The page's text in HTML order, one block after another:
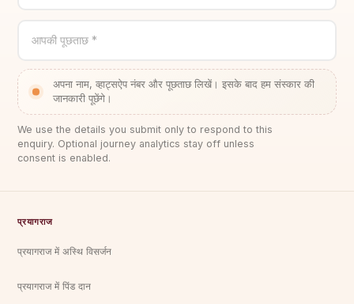
आपकी पूछताछ *
अपना नाम, व्हाट्सऐप नंबर और पूछताछ लिखें। इसके बाद हम संस्कार की
जानकारी पूछेंगे।
We use the details you submit only to respond to this
enquiry. Optional journey analytics stay off unless
consent is enabled.
प्रयागराज
प्रयागराज में अस्थि विसर्जन
प्रयागराज में पिंड दान